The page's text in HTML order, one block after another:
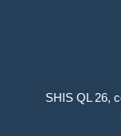
SHIS QL 26,